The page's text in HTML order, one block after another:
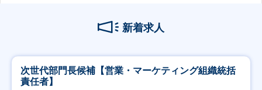
新着求人
次世代部門長候補【営業・マーケティング組織統括
責任者】